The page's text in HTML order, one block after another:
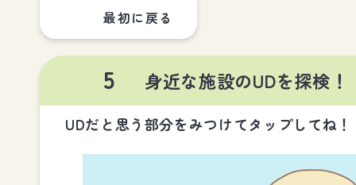
5 身近な施設のUDを探検！
UDだと思う部分をみつけてタップしてね！
最初に戻る